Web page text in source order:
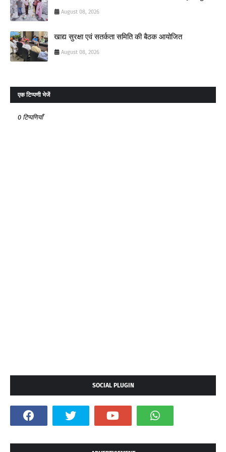
August 08, 2026
खाद्य सुरक्षा एवं सतर्कता समिति की बैठक आयोजित
August 08, 2026
एक टिप्पणी भेजें
0 टिप्पणियाँ
SOCIAL PLUGIN